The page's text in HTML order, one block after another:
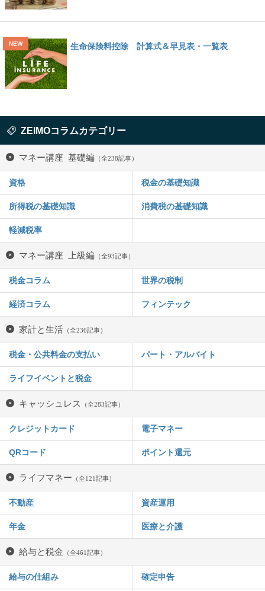
生命保険料控除 計算式＆早見表・一覧表
ZEIMOコラムカテゴリー
マネー講座 基礎編 （全238記事）
資格 税金の基礎知識
所得税の基礎知識 消費税の基礎知識
軽減税率
マネー講座 上級編 （全93記事）
税金コラム 世界の税制
経済コラム フィンテック
家計と生活 （全236記事）
税金・公共料金の支払い パート・アルバイト
ライフイベントと税金
キャッシュレス （全283記事）
クレジットカード 電子マネー
QRコード ポイント還元
ライフマネー （全121記事）
不動産 資産運用
年金 医療と介護
給与と税金 （全461記事）
給与の仕組み 確定申告